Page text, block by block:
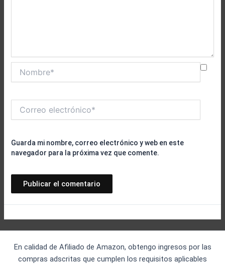
electrónico*
Guarda mi nombre, correo electrónico y web en este
navegador para la próxima vez que comente.
En calidad de Afiliado de Amazon, obtengo ingresos por las
compras adscritas que cumplen los requisitos aplicables